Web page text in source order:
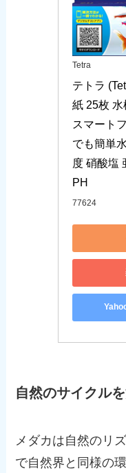
Tetra
テトラ
紙 25枚
スマート
でも簡単
度 硝酸塩
PH
77624
自然のサイクル
メダカは自然のリ
で自然界と同様の